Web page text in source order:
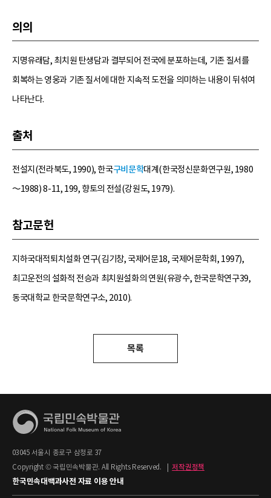
의의
지명유래담, 최치원 탄생담과 결부되어 전국에 분포하는데, 기존 질서를
회복하는 영웅과 기존 질서에 대한 지속적 도전을 의미하는 내용이 뒤섞여
나타난다.
출처
전설지(전라북도, 1990), 한국구비문학대계(한국정신문화연구원, 1980
～1988) 8-11, 199, 향토의 전설(강원도, 1979).
참고문헌
지하국대적퇴치설화 연구(김기창, 국제어문18, 국제어문학회, 1997),
최고운전의 설화적 전승과 최치원설화의 연원(유광수, 한국문학연구39,
동국대학교 한국문학연구소, 2010).
목록
03045 서울시 종로구 삼청로 37
Copyright © 국립민속박물관. All Rights Reserved.
저작권정책
한국민속대백과사전 자료 이용 안내